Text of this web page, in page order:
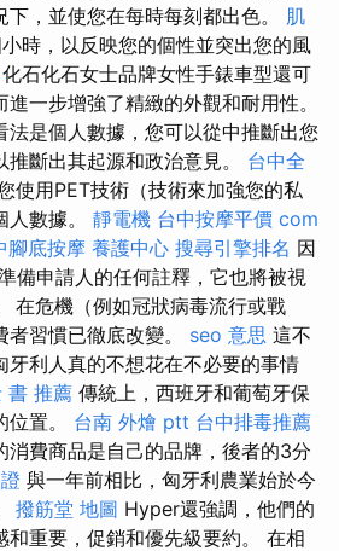
，並使您在每時每刻都出色。 肌
時，以反映您的個性並突出您的風
化石化石女士品牌女性手錶車型還可
一步增強了精緻的外觀和耐用性。
法是個人數據，您可以從中推斷出您
斷出其起源和政治意見。 台中全
使用PET技術（技術來加強您的私
數據。 靜電機 台中按摩平價 com
腳底按摩 養護中心 搜尋引擎排名 因
備申請人的任何註釋，它也將被視
在危機（例如冠狀病毒流行或戰
習慣已徹底改變。 seo 意思 這不
牙利人真的不想花在不必要的事情
書 推薦 傳統上，西班牙和葡萄牙保
位置。 台南 外燴 ptt 台中排毒推薦
消費商品是自己的品牌，後者的3分
與一年前相比，匈牙利農業始於今
撥筋堂 地圖 Hyper還強調，他們的
和重要，促銷和優先級要約。 在相